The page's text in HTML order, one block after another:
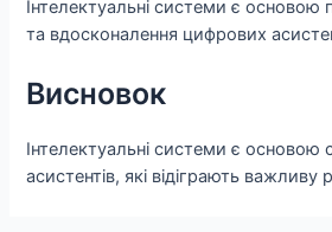
Інтелектуальні системи є основою
та вдосконалення цифрових
Висновок
Інтелектуальні системи є основою
асистентів, які відіграють